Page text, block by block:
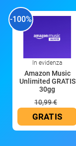
-100%
In evidenza
Amazon Music
Unlimited GRATIS
30gg
10,99 €
GRATIS